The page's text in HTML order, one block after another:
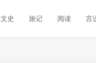
文史 旅记 阅读 言